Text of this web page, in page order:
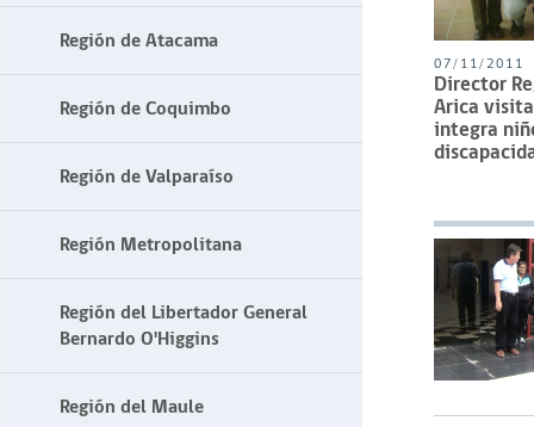
Región de Atacama
Región de Coquimbo
Región de Valparaíso
Región Metropolitana
Región del Libertador General
Bernardo O'Higgins
Región del Maule
07/11/2011
Director
Arica
integra